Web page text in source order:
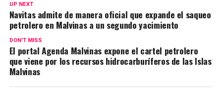
UP NEXT
Navitas admite de manera oficial que expande el saqueo
petrolero en Malvinas a un segundo yacimiento
DON'T MISS
El portal Agenda Malvinas expone el cartel petrolero
que viene por los recursos hidrocarburíferos de las Islas
Malvinas